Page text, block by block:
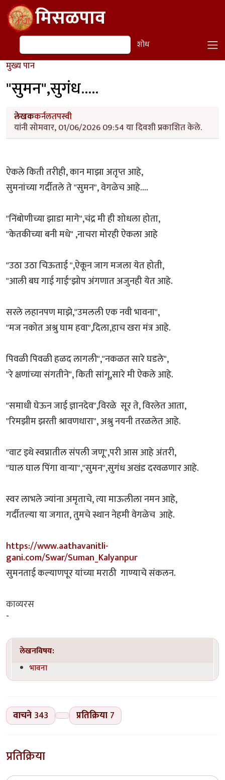
Skip to main contentमिसळपाव
शोध शोध
मुख्य पान
"सुमन",सुगंध.....
लेखककर्नलतपस्वी
यांनी सोमवार, 01/06/2026 09:54 या दिवशी प्रकाशित केले.
ऐकले किती तरीही, कान माझा अतृप्त आहे,
सुमनांच्या गर्दीतले ते "सुमन", वेगळेच आहे....
"निंबोणीच्या झाडा मागे",चंद्र मी ही शोधला होता,
"केतकीच्या बनी मधे" ,नाचरा मोरही ऐकला आहे
"उठा उठा चिऊताई ",ऐकून जाग मजला येत होती,
"आली बघ गाई गाई"झोप अंगणात अजुनही येत आहे.
सरले लहानपण माझे,"उमलली एक नवी भावना",
"मज नकोत अश्रु घाम हवा",दिला,हाच खरा मंत्र आहे.
पिवळी पिवळी हळद लागली","नकळत सारे घडले",
"रे क्षणांच्या संगतीने", किती सांगू,सारे मी ऐकले आहे.
"समाधी घेऊन जाई ज्ञानदेव",विरळे सूर ते, विरलेत आता,
"रिमझीम झरती श्रावणधारा", अश्रु नयनी तरळलेत आहे.
"वाट इथे स्वप्नातील संपली जणू",परी आस आहे अंतरी,
"घाल घाल पिंगा वाऱ्या","सुमन",सुगंध अखंड दरवळणार आहे.
स्वर लाभले ज्यांना अमृताचे, त्या माऊलीला नमन आहे,
गर्दीतल्या या जगात, तुमचे स्थान नेहमी वेगळेच आहे.
https://www.aathavanitli-
gani.com/Swar/Suman_Kalyanpur
सुमनताई कल्याणपूर यांच्या मराठी गाण्याचे संकलन.
काव्यरस
-
लेखनविषय:
भावना
वाचने 343 प्रतिक्रिया 7
प्रतिक्रिया